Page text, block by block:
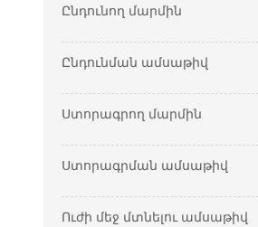
Ընդունող մարմին
Ընդունման ամսաթիվ
Ստորագրող մարմին
Ստորագրման ամսաթիվ
Ուժի մեջ մտնելու ամսաթիվ